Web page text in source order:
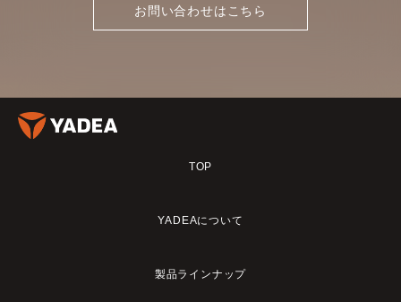
お問い合わせはこちら
TOP
YADEAについて
製品ラインナップ